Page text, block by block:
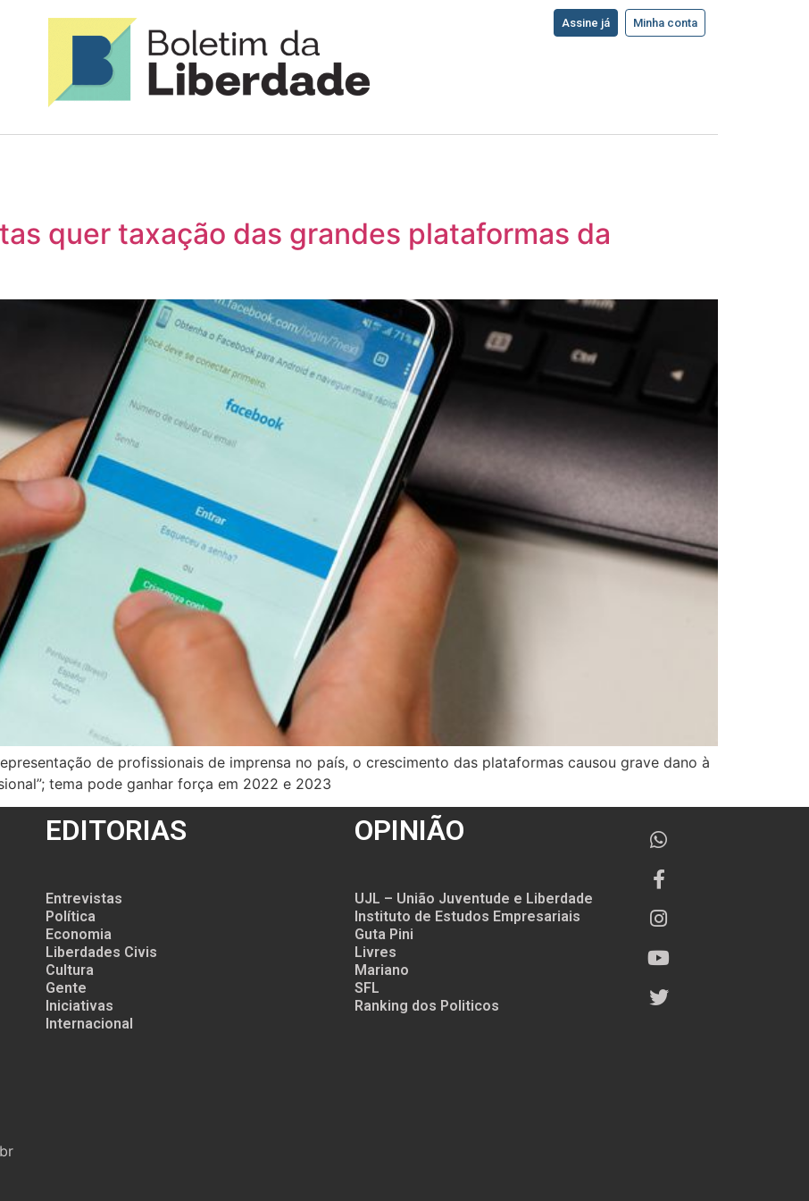
Assine já Minha conta
quer taxação das grandes plataformas da
de profissionais de imprensa no país, o crescimento das plataformas causou grave dano à
tema pode ganhar força em 2022 e 2023
EDITORIAS
Entrevistas
Política
Economia
Liberdades Civis
Cultura
Gente
Iniciativas
Internacional
OPINIÃO
UJL – União Juventude e Liberdade
Instituto de Estudos Empresariais
Guta Pini
Livres
Mariano
SFL
Ranking dos Politicos